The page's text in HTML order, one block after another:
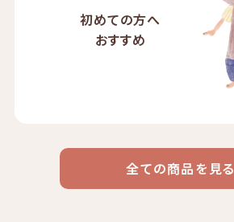
初めての方へ
おすすめ
コーヒー
リキッド
コーヒー
ケニア
全ての商品を見る